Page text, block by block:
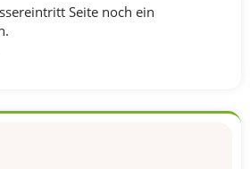
Seite noch ein